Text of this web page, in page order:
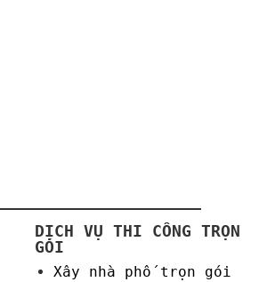
DỊCH VỤ THI CÔNG TRỌN
GÓI
Xây nhà phố trọn gói